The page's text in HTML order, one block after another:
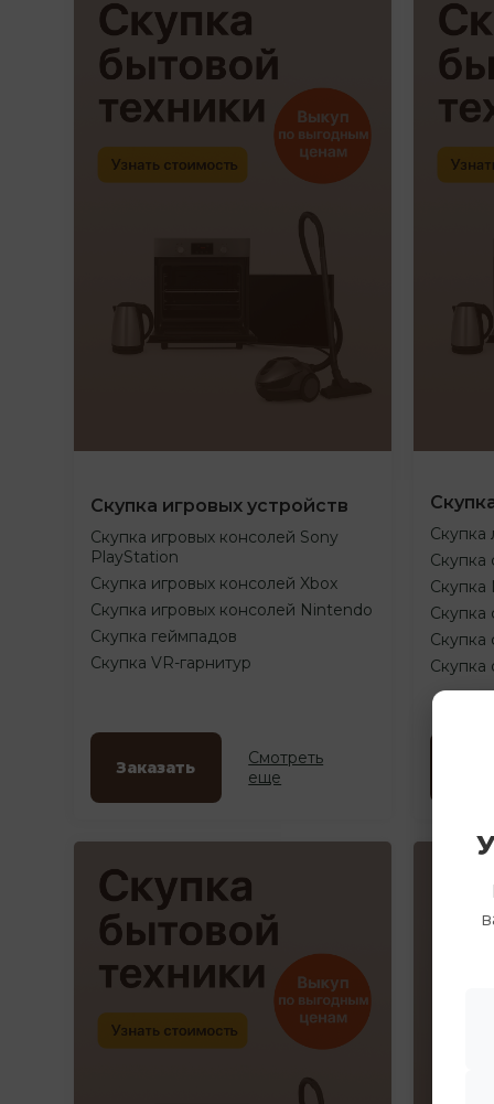
Скупка игровых устройств
Скупка игровых консолей Sony
PlayStation
Скупка игровых консолей Xbox
Скупка игровых консолей Nintendo
Скупка геймпадов
Скупка VR-гарнитур
Заказать
Смотреть
еще
Скупка
Скупка
Скупка
Скупка
Скупка